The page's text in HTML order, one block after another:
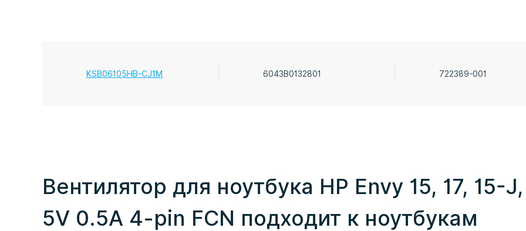
KSB06105HB-CJ1M 6043B0132801 722389-001
Вентилятор для ноутбука HP Envy 15, 17, 15-
5V 0.5A 4-pin FCN подходит к ноутбукам